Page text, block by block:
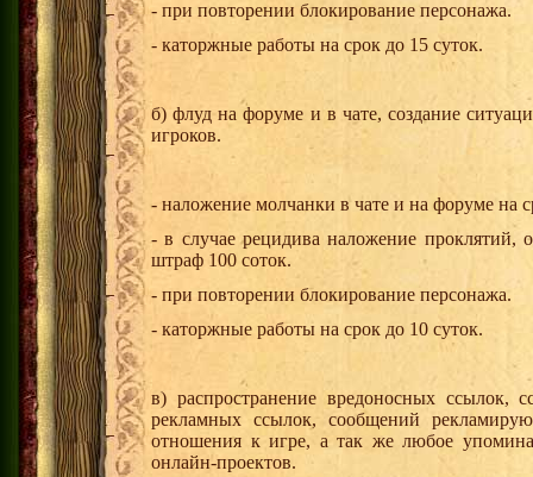
- при повторении блокирование персонажа.
- каторжные работы на срок до 15 суток.
б) флуд на форуме и в чате, создание
игроков.
- наложение молчанки в чате и на форуме на
- в случае рецидива наложение проклятий,
штраф 100 соток.
- при повторении блокирование персонажа.
- каторжные работы на срок до 10 суток.
в) распространение вредоносных ссылок,
рекламных ссылок, сообщений
отношения к игре, а так же любое
онлайн-проектов.